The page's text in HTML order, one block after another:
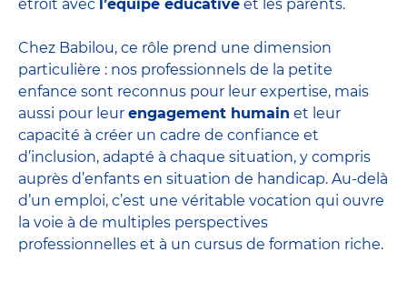
étroit avec l’équipe éducative et les parents.
Chez Babilou, ce rôle prend une dimension
particulière : nos professionnels de la petite
enfance sont reconnus pour leur expertise, mais
aussi pour leur engagement humain et leur
capacité à créer un cadre de confiance et
d’inclusion, adapté à chaque situation, y compris
auprès d’enfants en situation de handicap. Au-delà
d’un emploi, c’est une véritable vocation qui ouvre
la voie à de multiples perspectives
professionnelles et à un cursus de formation riche.